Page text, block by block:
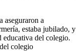
aseguraron a
estaba jubilado, y
educativa del colegio.
colegio